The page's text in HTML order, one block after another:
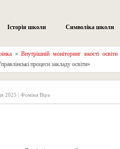
Історія школи Символіка школи
»Внутрішній моніторинг якості освіти
процеси закладу освіти»
2025 | Фоміна Віра